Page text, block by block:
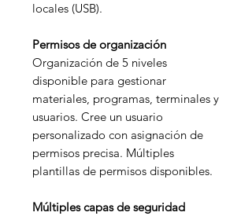
locales (USB).
Permisos de organización
Organización de 5 niveles
disponible para gestionar
materiales, programas, terminales y
usuarios. Cree un usuario
personalizado con asignación de
permisos precisa. Múltiples
plantillas de permisos disponibles.
Múltiples capas de seguridad